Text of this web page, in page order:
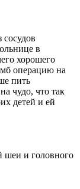
в
хорошего
операцию на
пить
чудо, что так
детей и ей
и головного